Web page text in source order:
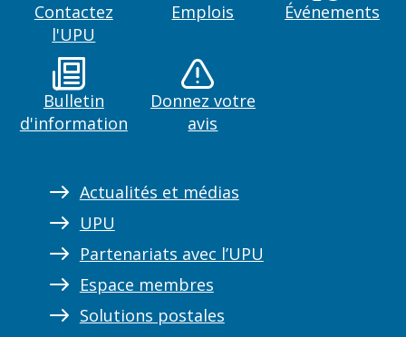
Contactez
l'UPU
Emplois Événements
Bulletin
d'information
Donnez votre
avis
Actualités et médias
UPU
Partenariats avec l’UPU
Espace membres
Solutions postales